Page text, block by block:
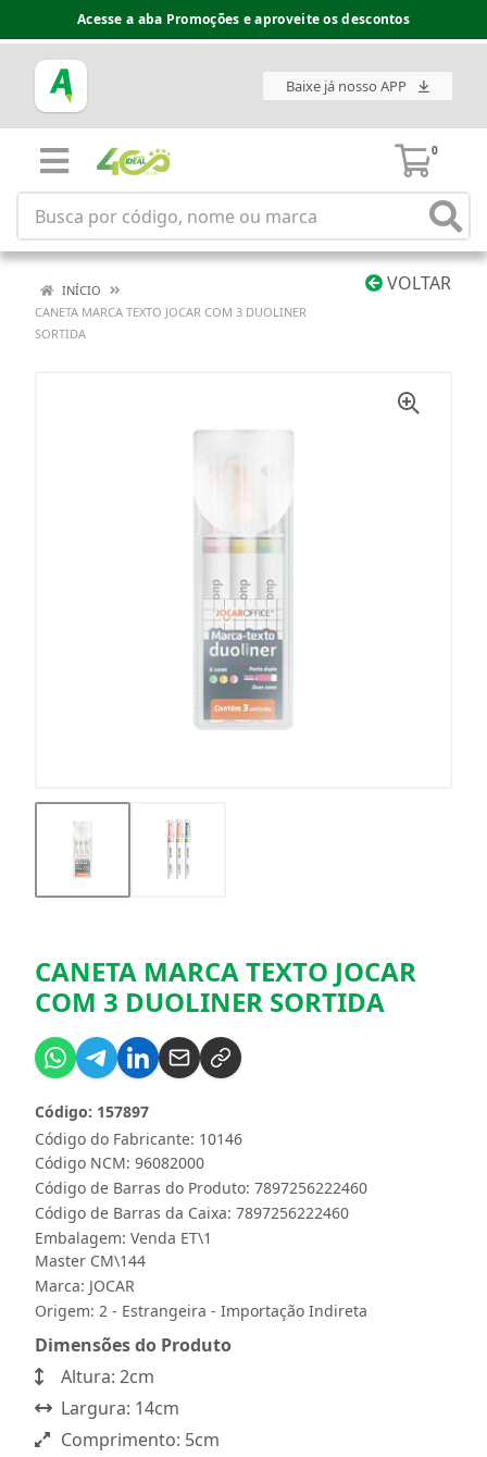
Acesse a aba Promoções e aproveite os descontos
Baixe já nosso APP
0
VOLTAR
INÍCIO
CANETA MARCA TEXTO JOCAR COM 3 DUOLINER
SORTIDA
CANETA MARCA TEXTO JOCAR
COM 3 DUOLINER SORTIDA
Código do Fabricante: 10146
Código: 157897
Código NCM: 96082000
Código de Barras do Produto: 7897256222460
Código de Barras da Caixa: 7897256222460
Embalagem: Venda ET\1
Master CM\144
Marca: JOCAR
Origem: 2 - Estrangeira - Importação Indireta
Dimensões do Produto
Altura: 2cm
Largura: 14cm
Comprimento: 5cm